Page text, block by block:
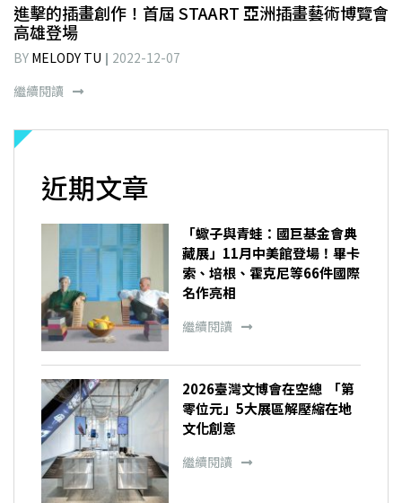
進擊的插畫創作！首屆 STAART 亞洲插畫藝術博覽會
高雄登場
BY MELODY TU
2022-12-07
繼續閱讀
近期文章
「蠍子與青蛙：國巨基金會典
藏展」11月中美館登場！畢卡
索、培根、霍克尼等66件國際
名作亮相
繼續閱讀
2026臺灣文博會在空總 「第
零位元」5大展區解壓縮在地
文化創意
繼續閱讀